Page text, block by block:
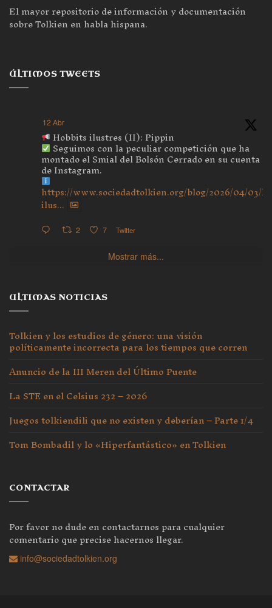
El mayor repositorio de información y documentación
sobre Tolkien en habla hispana.
ÚLTIMOS TWEETS
12 Abr
Hobbits ilustres (II): Pippin
Seguimos con la peculiar competición que ha
montado el Smial del Bolsón Cerrado en su cuenta
de Instagram.
https://www.sociedadtolkien.org/blog/2026/04/03/
ilus...
2 7 Twitter
Mostrar más...
ULTIMAS NOTICIAS
Tolkien y los estudios de género: una visión
políticamente incorrecta para los tiempos que corren
Anuncio de la III Meren del Último Puente
La STE en el Celsius 232 – 2026
Juegos tolkiendili que no existen y deberían – Parte 1/4
Tom Bombadil y lo «Hiperfantástico» en Tolkien
CONTACTAR
Por favor no dude en contactarnos para cualquier
comentario que precise hacernos llegar.
info@sociedadtolkien.org